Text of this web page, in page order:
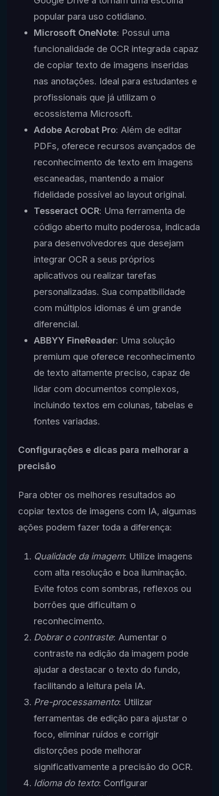
popular para uso cotidiano.
Microsoft OneNote: Possui uma
funcionalidade de OCR integrada capaz
de copiar texto de imagens inseridas
nas anotações. Ideal para estudantes e
profissionais que já utilizam o
ecossistema Microsoft.
Adobe Acrobat Pro: Além de editar
PDFs, oferece recursos avançados de
reconhecimento de texto em imagens
escaneadas, mantendo a maior
fidelidade possível ao layout original.
Tesseract OCR: Uma ferramenta de
código aberto muito poderosa, indicada
para desenvolvedores que desejam
integrar OCR a seus próprios
aplicativos ou realizar tarefas
personalizadas. Sua compatibilidade
com múltiplos idiomas é um grande
diferencial.
ABBYY FineReader: Uma solução
premium que oferece reconhecimento
de texto altamente preciso, capaz de
lidar com documentos complexos,
incluindo textos em colunas, tabelas e
fontes variadas.
Configurações e dicas para melhorar a
precisão
Para obter os melhores resultados ao
copiar textos de imagens com IA, algumas
ações podem fazer toda a diferença:
Qualidade da imagem: Utilize imagens
com alta resolução e boa iluminação.
Evite fotos com sombras, reflexos ou
borrões que dificultam o
reconhecimento.
Dobrar o contraste: Aumentar o
contraste na edição da imagem pode
ajudar a destacar o texto do fundo,
facilitando a leitura pela IA.
Pre-processamento: Utilizar
ferramentas de edição para ajustar o
foco, eliminar ruídos e corrigir
distorções pode melhorar
significativamente a precisão do OCR.
Idioma do texto: Configurar